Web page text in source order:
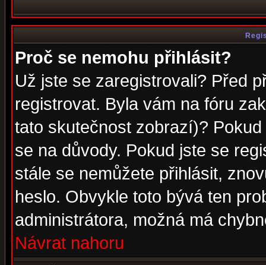
Proč se nemohu přihlásit?
Už jste se zaregistrovali? Před
registrovat. Byla vám na fóru
tato skutečnost zobrazí)?
se na důvody. Pokud jste se
stále se nemůžete přihlásit,
heslo. Obvykle toto bývá ten
administrátora, možná má
Návrat nahoru